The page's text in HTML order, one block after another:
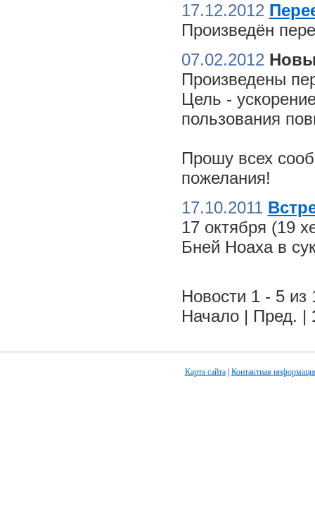
17.12.2012
Произведён
07.02.2012
Произведены
Цель -
пользования
Прошу всех
пожелания!
17.10.2011
17 октября (19
Бней Ноаха в
Новости 1 - 5 из
Начало | Пред. |
Карта сайта| Контактная